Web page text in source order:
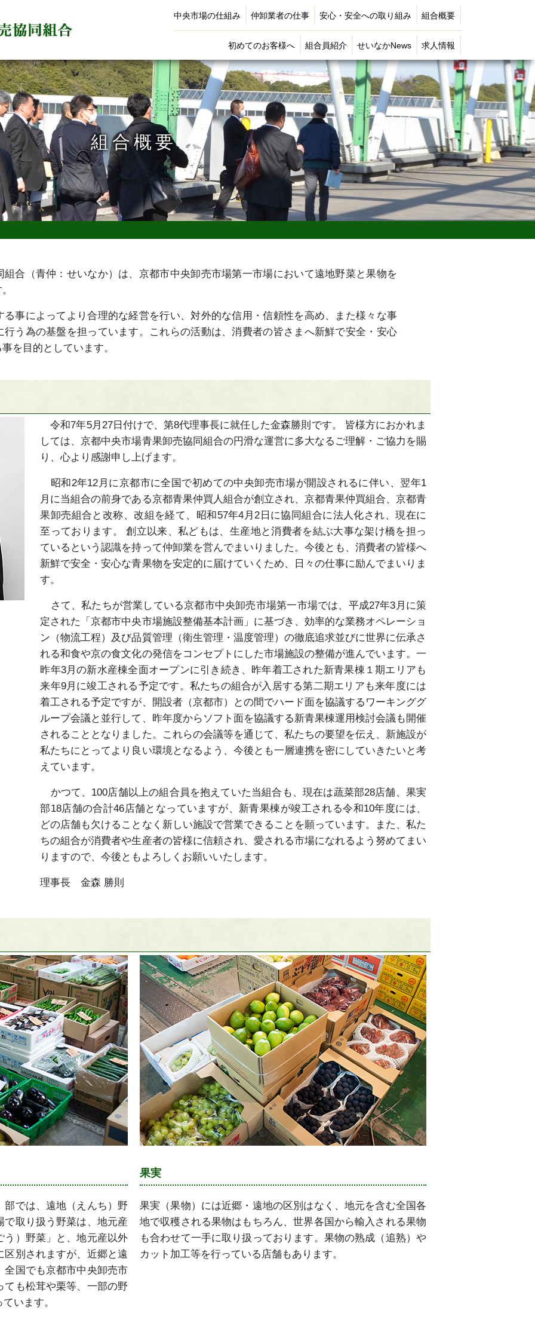
中央市場の仕組み 仲卸業者の仕事 安心・安全への取り組み 組合概要
初めてのお客様へ 組合員紹介 せいなかNews 求人情報
組合概要
合（青仲：せいなか）は、京都市中央卸売市場第一市場において遠地野菜と果物を
事によってより合理的な経営を行い、対外的な信用・信頼性を高め、また様々な事
う為の基盤を担っています。これらの活動は、消費者の皆さまへ新鮮で安全・安心
を目的としています。
令和7年5月27日付けで、第8代理事長に就任した金森勝則です。 皆様方におかれま
しては、京都中央市場青果卸売協同組合の円滑な運営に多大なるご理解・ご協力を賜
り、心より感謝申し上げます。
昭和2年12月に京都市に全国で初めての中央卸売市場が開設されるに伴い、翌年1
月に当組合の前身である京都青果仲買人組合が創立され、京都青果仲買組合、京都青
果卸売組合と改称、改組を経て、昭和57年4月2日に協同組合に法人化され、現在に
至っております。 創立以来、私どもは、生産地と消費者を結ぶ大事な架け橋を担っ
ているという認識を持って仲卸業を営んでまいりました。今後とも、消費者の皆様へ
新鮮で安全・安心な青果物を安定的に届けていくため、日々の仕事に励んでまいりま
す。
さて、私たちが営業している京都市中央卸売市場第一市場では、平成27年3月に策
定された「京都市中央市場施設整備基本計画」に基づき、効率的な業務オペレーショ
ン（物流工程）及び品質管理（衛生管理・温度管理）の徹底追求並びに世界に伝承さ
れる和食や京の食文化の発信をコンセプトにした市場施設の整備が進んでいます。一
昨年3月の新水産棟全面オープンに引き続き、昨年着工された新青果棟１期エリアも
来年9月に竣工される予定です。私たちの組合が入居する第二期エリアも来年度には
着工される予定ですが、開設者（京都市）との間でハード面を協議するワーキンググ
ループ会議と並行して、昨年度からソフト面を協議する新青果棟運用検討会議も開催
されることとなりました。これらの会議等を通じて、私たちの要望を伝え、新施設が
私たちにとってより良い環境となるよう、今後とも一層連携を密にしていきたいと考
えています。
かつて、100店舗以上の組合員を抱えていた当組合も、現在は蔬菜部28店舗、果実
部18店舗の合計46店舗となっていますが、新青果棟が竣工される令和10年度には、
どの店舗も欠けることなく新しい施設で営業できることを願っています。また、私た
ちの組合が消費者や生産者の皆様に信頼され、愛される市場になれるよう努めてまい
りますので、今後ともよろしくお願いいたします。
理事長 金森 勝則
では、遠地（えんち）野
取り扱う野菜は、地元産
う）野菜」と、地元産以外
別されますが、近郷と遠
全国でも京都市中央卸売市
も松茸や栗等、一部の野
います。
果実
果実（果物）には近郷・遠地の区別はなく、地元を含む全国各
地で収穫される果物はもちろん、世界各国から輸入される果物
も合わせて一手に取り扱っております。果物の熟成（追熟）や
カット加工等を行っている店舗もあります。